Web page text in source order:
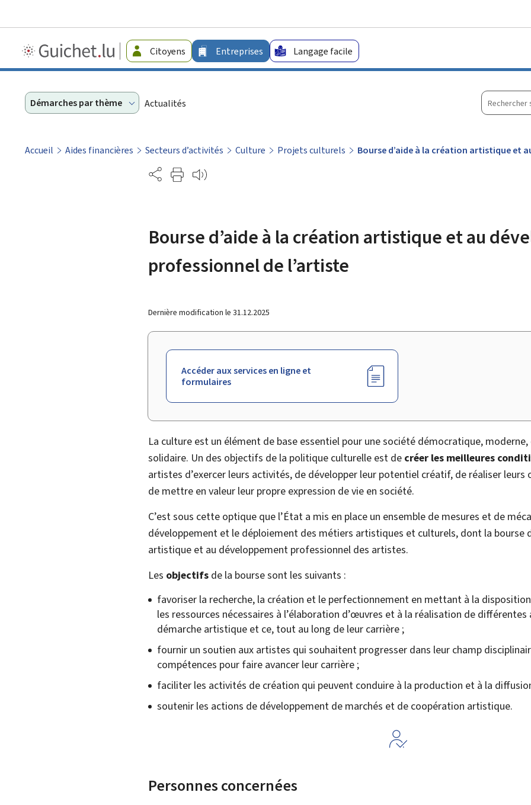
Guichet.lu
-
Citoyens Entreprises Langage facile
Démarches par thème Actualités
sur
site
Accueil Aides financières Secteurs d’activités Culture Projets culturels
Bourse d’aide à la création artistique et
Partage
Bourse d’aide à la création artistique et au
professionnel de l’artiste
Dernière modification le 31.12.2025
Accéder aux services en ligne et
formulaires
La culture est un élément de base essentiel pour une société démocratique,
solidaire. Un des objectifs de la politique culturelle est de créer les meilleures
artistes d’exercer leurs activités, de développer leur potentiel créatif, de réaliser
de mettre en valeur leur propre expression de vie en société.
C’est sous cette optique que l’État a mis en place un ensemble de mesures et de
développement et le déploiement des métiers artistiques et culturels, dont la bourse
artistique et au développement professionnel des artistes.
Les objectifs de la bourse sont les suivants :
favoriser la recherche, la création et le perfectionnement en mettant à la
les ressources nécessaires à l’élaboration d’œuvres et à la réalisation de
démarche artistique et ce, tout au long de leur carrière ;
fournir un soutien aux artistes qui souhaitent progresser dans leur champ
compétences pour faire avancer leur carrière ;
faciliter les activités de création qui peuvent conduire à la production et à la
soutenir les actions de développement de marchés et de coopération artistique.
Personnes concernées